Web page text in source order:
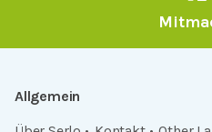
Allgemein